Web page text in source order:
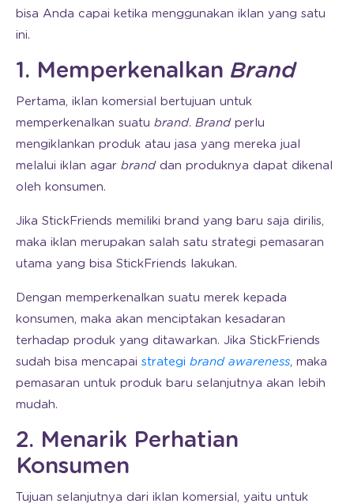
bisa Anda capai ketika menggunakan iklan yang satu
ini.
1. Memperkenalkan Brand
Pertama, iklan komersial bertujuan untuk
memperkenalkan suatu brand. Brand perlu
mengiklankan produk atau jasa yang mereka jual
melalui iklan agar brand dan produknya dapat dikenal
oleh konsumen.
Jika StickFriends memiliki brand yang baru saja dirilis,
maka iklan merupakan salah satu strategi pemasaran
utama yang bisa StickFriends lakukan.
Dengan memperkenalkan suatu merek kepada
konsumen, maka akan menciptakan kesadaran
terhadap produk yang ditawarkan. Jika StickFriends
sudah bisa mencapai strategi brand awareness, maka
pemasaran untuk produk baru selanjutnya akan lebih
mudah.
2. Menarik Perhatian
Konsumen
Tujuan selanjutnya dari iklan komersial, yaitu untuk